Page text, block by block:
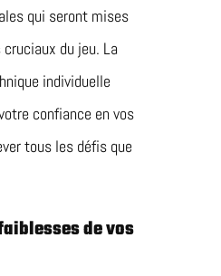
qui seront mises
du jeu. La
individuelle
confiance en vos
tous les défis que
de vos